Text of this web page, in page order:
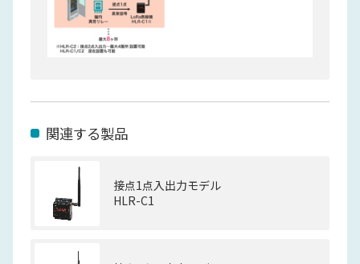
関連する製品
接点1点入出力モデル
HLR-C1